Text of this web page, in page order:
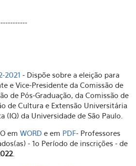
2021 - Dispõe sobre a eleição para
e Vice-Presidente da Comissão de
de Pós-Graduação, da Comissão de
de Cultura e Extensão Universitária
da Universidade de São Paulo.
em WORD e em PDF- Professores
- 1o Período de inscrições - de
.